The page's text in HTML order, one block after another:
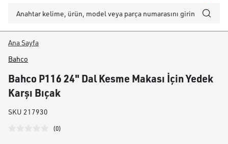
Ana Sayfa
Bahco
Bahco P116 24" Dal Kesme Makası İçin Yedek
Karşı Bıçak
SKU 217930
(0)